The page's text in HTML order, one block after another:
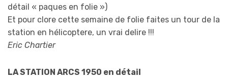
détail « paques en folie »)
Et pour clore cette semaine de folie faites un tour de la
station en hélicoptere, un vrai delire !!!
Eric Chartier
LA STATION ARCS 1950 en détail